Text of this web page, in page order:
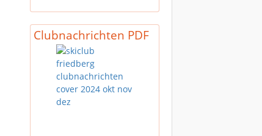
Clubnachrichten PDF